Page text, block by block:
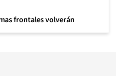
frontales volverán